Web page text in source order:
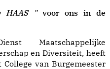
HAAS " voor ons in de
Maatschappelijke
en Diversiteit, heeft
van Burgemeester